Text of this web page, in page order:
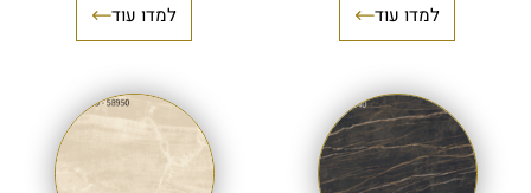
למדו עוד למדו עוד